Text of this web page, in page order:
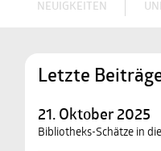
NEUIGKEITEN
Letzte
21. Oktober 2025
Bibliotheks-Schätze in